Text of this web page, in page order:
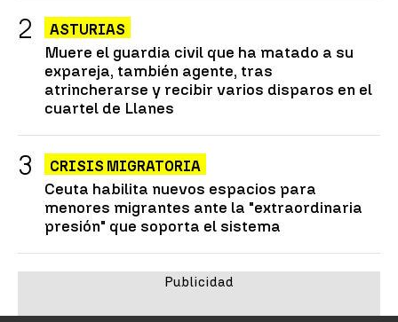
ASTURIAS
Muere el guardia civil que ha matado a su
expareja, también agente, tras
atrincherarse y recibir varios disparos en el
cuartel de Llanes
CRISIS MIGRATORIA
Ceuta habilita nuevos espacios para
menores migrantes ante la "extraordinaria
presión" que soporta el sistema